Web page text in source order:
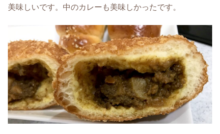
美味しいです。中のカレーも美味しかったです。